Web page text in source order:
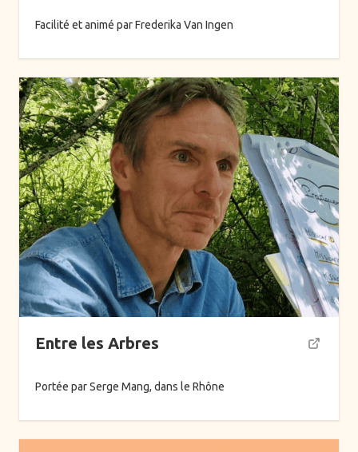
Facilité et animé par Frederika Van Ingen
Entre les Arbres
Portée par Serge Mang, dans le Rhône